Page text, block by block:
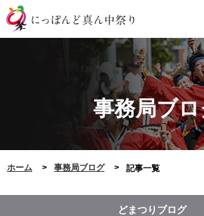
事務局ブ
ホーム 事務局ブログ 記事一覧
どまつりブログ